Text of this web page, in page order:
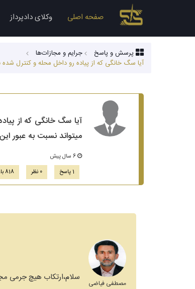
صفحه اصلی وکلای دادپرداز
پرسش و پاسخ
جرایم و مجازات‌ها
آیا سگ خانگی که از پیاده رو داخل محله و کنترل
آیا سگ خانگی که از
میتواند نسبت به عبور
6 سال پیش
1 پاسخ
0 نظر 818 بازدید
مصطفی فیاضی سلام،ارتکاب هیچ جرمی